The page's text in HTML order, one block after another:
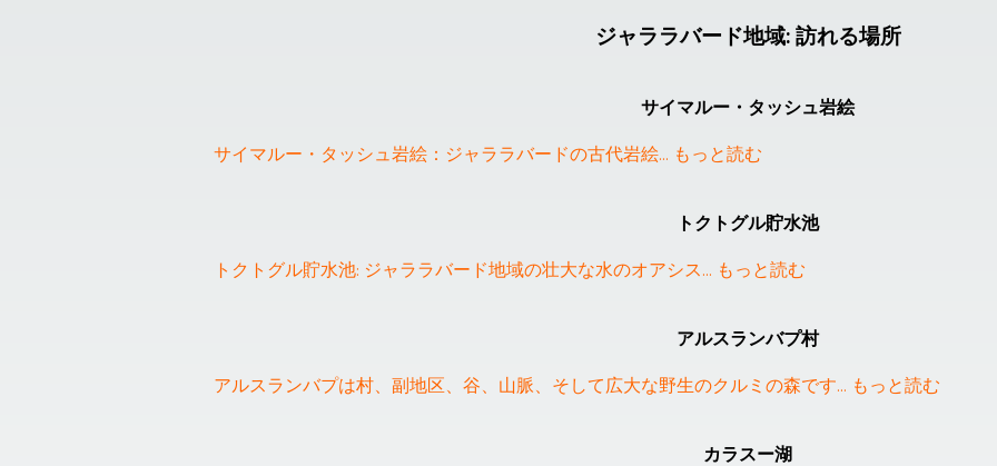
ジャララバード地域: 訪れる場所
サイマルー・タッシュ岩絵
サイマルー・タッシュ岩絵：ジャララバードの古代岩絵... もっと読む
トクトグル貯水池
トクトグル貯水池: ジャララバード地域の壮大な水のオアシス... もっと読む
アルスランバプ村
アルスランバプは村、副地区、谷、山脈、そして広大な野生のクルミの森です... もっと読む
カラスー湖